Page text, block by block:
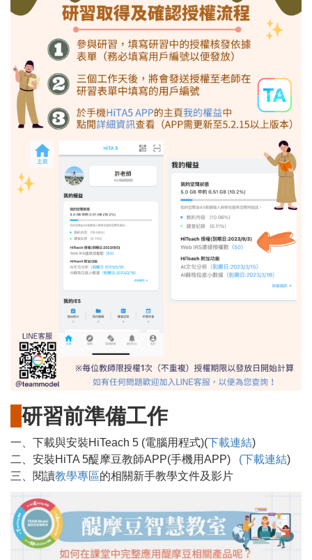
研習前準備工作
一、下載與安裝HiTeach 5 (電腦用程式)(下載連結)
二、安裝HiTA 5醍摩豆教師APP(手機用APP)
(下載連結)
三、閱讀教學專區的相關新手教學文件及影片